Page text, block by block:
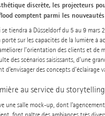
discrète, les projecteurs
comptent parmi les nouveautés
tiendra à Düsseldorf du 5 au 9 mars
porté sur les capacités de la lumière
l’orientation des clients et de
des scénarios saisissants, d’une
des concepts d’éclairage
au service du storytelling
une salle mock-up, dont